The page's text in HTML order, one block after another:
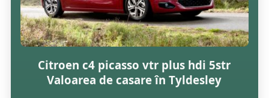
Citroen c4 picasso vtr plus hdi 5str
Valoarea de casare în Tyldesley